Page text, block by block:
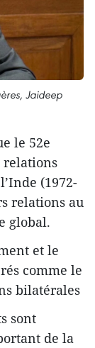
Jaideep
le 52e
relations
(1972-
relations au
global.
et le
comme le
bilatérales
sont
de la